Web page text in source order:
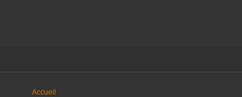
Accueil